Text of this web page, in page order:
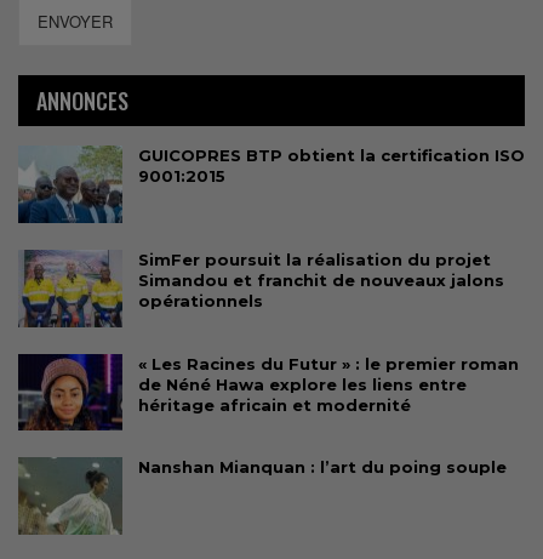
ENVOYER
ANNONCES
GUICOPRES BTP obtient la certification ISO
9001:2015
SimFer poursuit la réalisation du projet
Simandou et franchit de nouveaux jalons
opérationnels
« Les Racines du Futur » : le premier roman
de Néné Hawa explore les liens entre
héritage africain et modernité
Nanshan Mianquan : l’art du poing souple